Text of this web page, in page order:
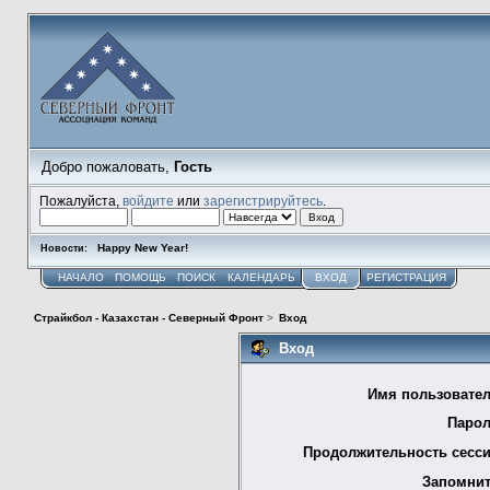
Добро пожаловать, Гость
Пожалуйста, войдите или зарегистрируйтесь.
Новости: Happy New Year!
НАЧАЛО ПОМОЩЬ ПОИСК КАЛЕНДАРЬ ВХОД РЕГИСТРАЦИЯ
Страйкбол - Казахстан - Северный Фронт> Вход
Вход
Имя
Продолжительность